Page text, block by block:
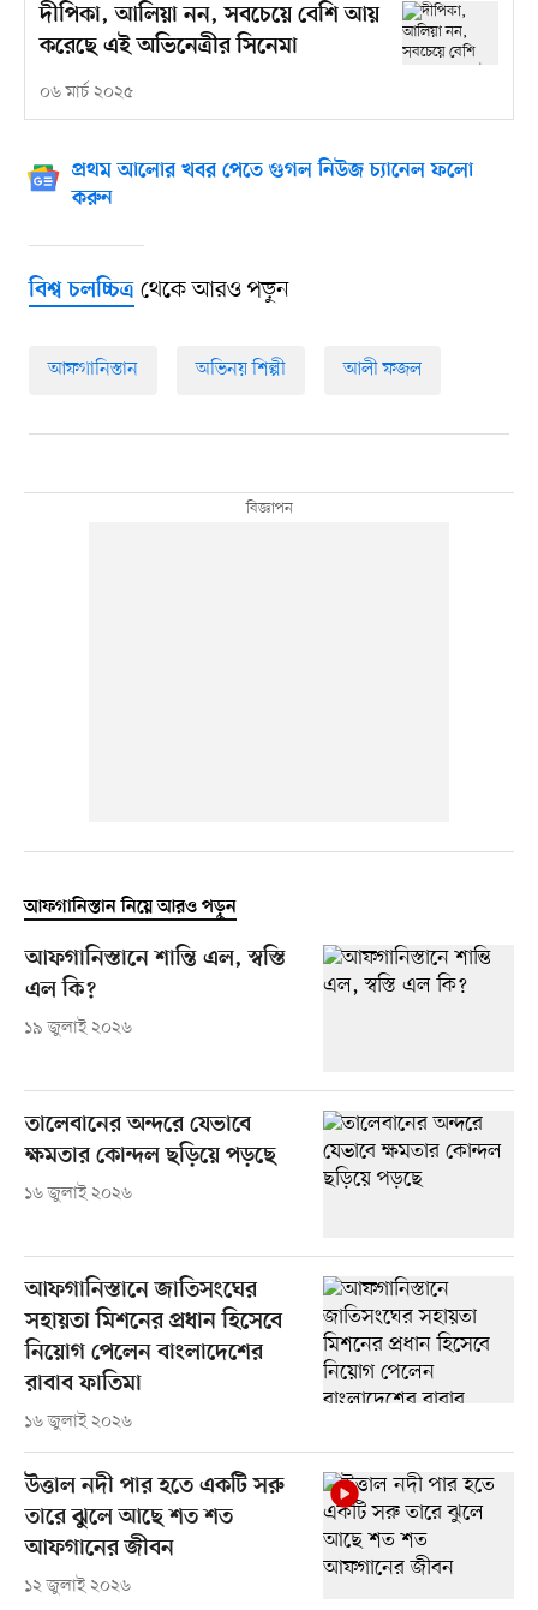
দীপিকা, আলিয়া নন, সবচেয়ে বেশি আয়
করেছে এই অভিনেত্রীর সিনেমা
০৬ মার্চ ২০২৫
প্রথম আলোর খবর পেতে গুগল নিউজ চ্যানেল ফলো
করুন
বিশ্ব চলচ্চিত্রথেকে আরও পড়ুন
আফগানিস্তান অভিনয় শিল্পী আলী ফজল
আফগানিস্তান নিয়ে আরও পড়ুন
আফগানিস্তানে শান্তি এল, স্বস্তি
এল কি?
১৯ জুলাই ২০২৬
তালেবানের অন্দরে যেভাবে
ক্ষমতার কোন্দল ছড়িয়ে পড়ছে
১৬ জুলাই ২০২৬
আফগানিস্তানে জাতিসংঘের
সহায়তা মিশনের প্রধান হিসেবে
নিয়োগ পেলেন বাংলাদেশের
রাবাব ফাতিমা
১৬ জুলাই ২০২৬
উত্তাল নদী পার হতে একটি সরু
তারে ঝুলে আছে শত শত
আফগানের জীবন
১২ জুলাই ২০২৬